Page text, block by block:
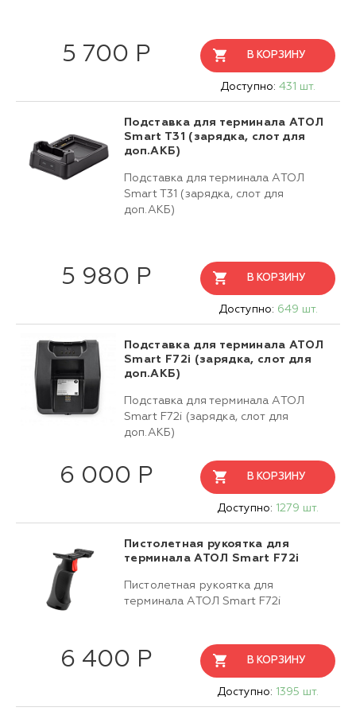
5 700 Р В КОРЗИНУ
Доступно: 431 шт.
Подставка для терминала АТОЛ
Smart T31 (зарядка, слот для
доп.АКБ)
Подставка для терминала АТОЛ
Smart T31 (зарядка, слот для
доп.АКБ)
5 980 Р В КОРЗИНУ
Доступно: 649 шт.
Подставка для терминала АТОЛ
Smart F72i (зарядка, слот для
доп.АКБ)
Подставка для терминала АТОЛ
Smart F72i (зарядка, слот для
доп.АКБ)
6 000 Р В КОРЗИНУ
Доступно: 1279 шт.
Пистолетная рукоятка для
терминала АТОЛ Smart F72i
Пистолетная рукоятка для
терминала АТОЛ Smart F72i
6 400 Р В КОРЗИНУ
Доступно: 1395 шт.